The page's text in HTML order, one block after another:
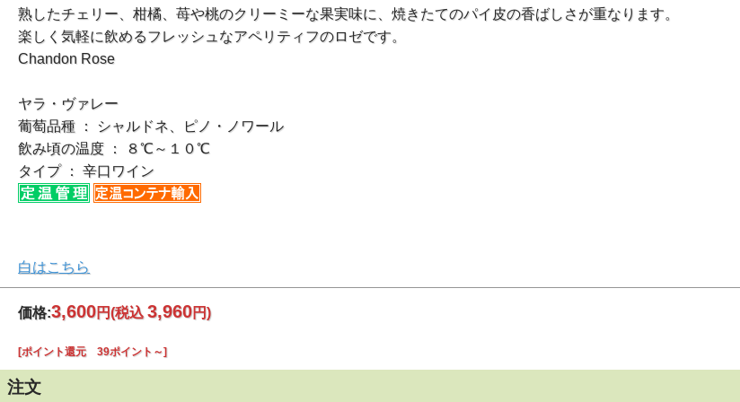
熟したチェリー、柑橘、苺や桃のクリーミーな果実味に、焼きたてのパイ皮の香ばしさが重なります。
楽しく気軽に飲めるフレッシュなアペリティフのロゼです。
Chandon Rose
ヤラ・ヴァレー
葡萄品種 ： シャルドネ、ピノ・ノワール
飲み頃の温度 ： ８℃～１０℃
タイプ ： 辛口ワイン
白はこちら
価格:3,600円(税込3,960円)
[ポイント還元 39ポイント～]
注文